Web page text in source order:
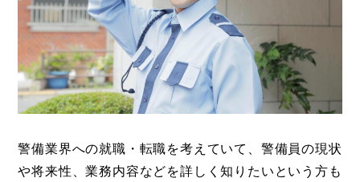
警備業界への就職・転職を考えていて、警備員の現状
や将来性、業務内容などを詳しく知りたいという方も